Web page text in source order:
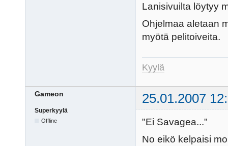
Lanisivuilta löytyy
Ohjelmaa aletaan
myötä pelitoiveita.
Kyylä
Gameon 25.01.2007
Superkyylä
Offline
"Ei Savagea..."
No eikö kelpaisi